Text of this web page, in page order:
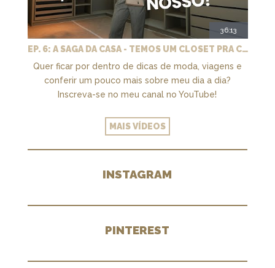
36:13
EP. 6: A SAGA DA CASA - TEMOS UM CLOSET PRA CHAMAR DE NOSSO + MARCENARIA E PAISAGISMO
Quer ficar por dentro de dicas de moda, viagens e
conferir um pouco mais sobre meu dia a dia?
Inscreva-se no meu canal no YouTube!
MAIS VÍDEOS
INSTAGRAM
PINTEREST